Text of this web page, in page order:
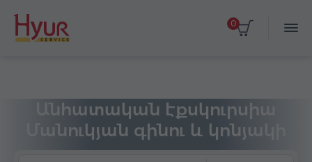
0
Անհատական էքսկուրսիա
Մանուկյան գինու և կոնյակի
գործարան